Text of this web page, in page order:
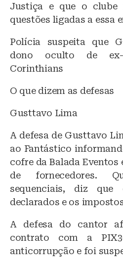
Justiça e que o clube
questões ligadas a essa
Polícia suspeita que
dono oculto de ex-
Corinthians
O que dizem as defesas
Gusttavo Lima
A defesa de Gusttavo
ao Fantástico
cofre da Balada Eventos
de fornecedores.
sequenciais, diz que
declarados e os
A defesa do cantor
contrato com a
anticorrupção e foi